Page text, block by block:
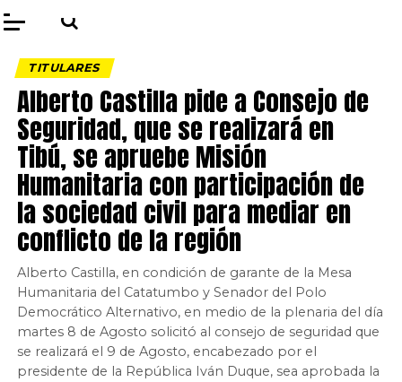
TITULARES
Alberto Castilla pide a Consejo de
Seguridad, que se realizará en
Tibú, se apruebe Misión
Humanitaria con participación de
la sociedad civil para mediar en
conflicto de la región
Alberto Castilla, en condición de garante de la Mesa
Humanitaria del Catatumbo y Senador del Polo
Democrático Alternativo, en medio de la plenaria del día
martes 8 de Agosto solicitó al consejo de seguridad que
se realizará el 9 de Agosto, encabezado por el
presidente de la República Iván Duque, sea aprobada la